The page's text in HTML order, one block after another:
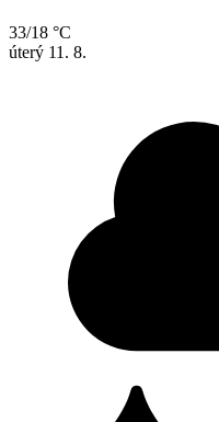
33/18 °C
úterý 11. 8.